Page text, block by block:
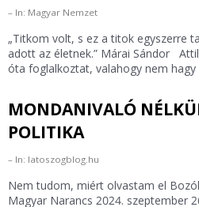
In: Magyar Nemzet
„Titkom volt, s ez a titok egyszerre
adott az életnek.” Márai Sándor
óta foglalkoztat, valahogy nem hagy
MONDANIVALÓ
POLITIKA
In: latoszogblog.hu
Nem tudom, miért olvastam el
Magyar Narancs 2024. szeptember